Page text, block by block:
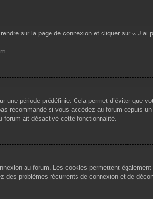
sur la page de connexion et cliquer sur « J’ai
période prédéfinie. Cela permet d’éviter que
recommandé si vous accédez au forum depuis
forum ait désactivé cette fonctionnalité.
au forum. Les cookies permettent
problèmes récurrents de connexion et de